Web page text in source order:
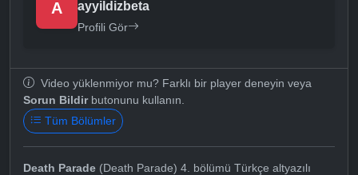
A ayyildizbeta
Profili Gör
Video yüklenmiyor mu? Farklı bir player deneyin veya
Sorun Bildirbutonunu kullanın.
Tüm Bölümler
Death Parade (Death Parade) 4. bölümü Türkçe altyazılı